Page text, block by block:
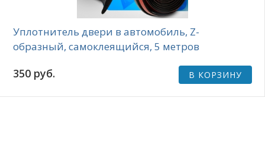
Уплотнитель двери в автомобиль, Z-
образный, самоклеящийся, 5 метров
350 руб. В КОРЗИНУ